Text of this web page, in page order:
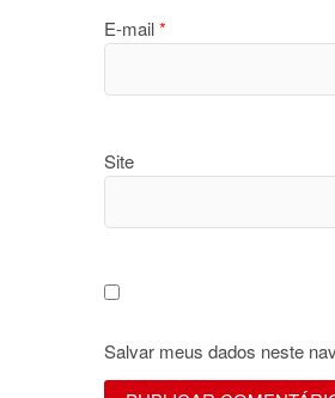
E-mail*
Site
Salvar meus dados neste